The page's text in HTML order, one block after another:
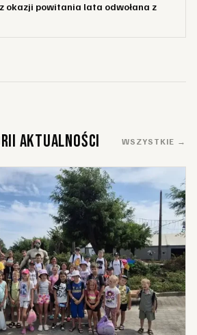
okazji powitania lata odwołana z
Aktualności WSZYSTKIE →